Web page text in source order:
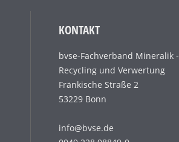
KONTAKT
bvse-Fachverband Mineralik -
Recycling und Verwertung
Fränkische Straße 2
53229 Bonn
info@bvse.de